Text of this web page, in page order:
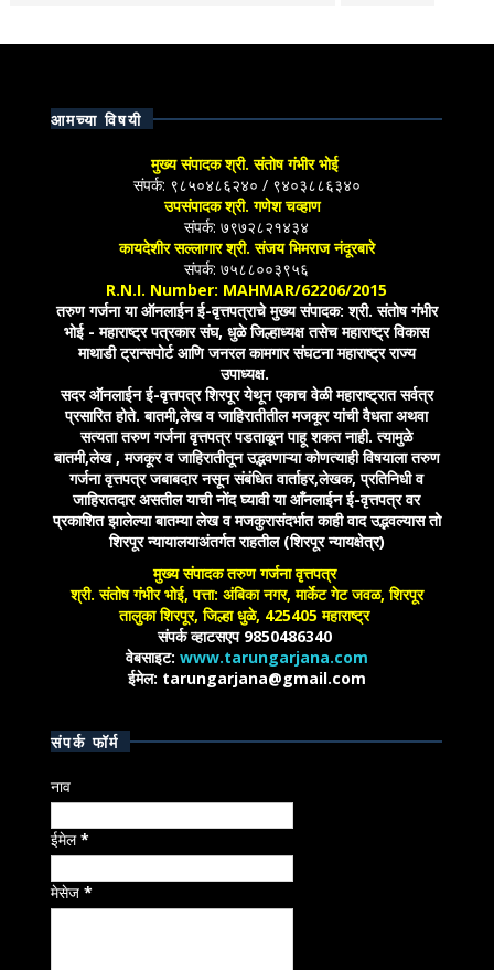
आमच्या विषयी
मुख्य संपादक श्री. संतोष गंभीर भोई
संपर्क: ९८५०४८६२४० / ९४०३८८६३४०
उपसंपादक श्री. गणेश चव्हाण
संपर्क: ७९७२८२१४३४
कायदेशीर सल्लागार श्री. संजय भिमराज नंदूरबारे
संपर्क: ७५८८००३९५६
R.N.I. Number: MAHMAR/62206/2015
तरुण गर्जना या ऑनलाईन ई-वृत्तपत्राचे मुख्य संपादक: श्री. संतोष गंभीर
भोई - महाराष्ट्र पत्रकार संघ, धुळे जिल्हाध्यक्ष तसेच महाराष्ट्र विकास
माथाडी ट्रान्सपोर्ट आणि जनरल कामगार संघटना महाराष्ट्र राज्य
उपाध्यक्ष.
सदर ऑनलाईन ई-वृत्तपत्र शिरपूर येथून एकाच वेळी महाराष्ट्रात सर्वत्र
प्रसारित होते. बातमी,लेख व जाहिरातीतील मजकूर यांची वैधता अथवा
सत्यता तरुण गर्जना वृत्तपत्र पडताळून पाहू शकत नाही. त्यामुळे
बातमी,लेख , मजकूर व जाहिरातीतून उद्भवणाऱ्या कोणत्याही विषयाला तरुण
गर्जना वृत्तपत्र जबाबदार नसून संबंधित वार्ताहर,लेखक, प्रतिनिधी व
जाहिरातदार असतील याची नोंद घ्यावी या आँनलाईन ई-वृत्तपत्र वर
प्रकाशित झालेल्या बातम्या लेख व मजकुरासंदर्भात काही वाद उद्भवल्यास तो
शिरपूर न्यायालयाअंतर्गत राहतील (शिरपूर न्यायक्षेत्र)
मुख्य संपादक तरुण गर्जना वृत्तपत्र
श्री. संतोष गंभीर भोई, पत्ता: अंबिका नगर, मार्केट गेट जवळ, शिरपूर
तालुका शिरपूर, जिल्हा धुळे, 425405 महाराष्ट्र
संपर्क व्हाटसएप 9850486340
वेबसाइट: www.tarungarjana.com
ईमेल: tarungarjana@gmail.com
संपर्क फॉर्म
नाव
ईमेल*
मेसेज*